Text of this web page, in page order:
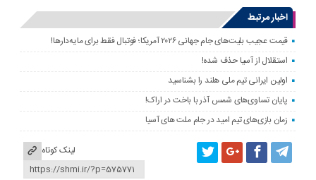
اخبار مرتبط
قیمت عجیب بلیت‌های جام جهانی ۲۰۲۶ آمریکا؛ فوتبال فقط برای مایه‌دارها!
استقلال از آسیا حذف شده!
اولین ایرانی تیم ملی هلند را بشناسید
پایان تساوی‌های شمس آذر با باخت در اراک!
زمان بازی‌های تیم امید در جام ملت های آسیا
لینک کوتاه